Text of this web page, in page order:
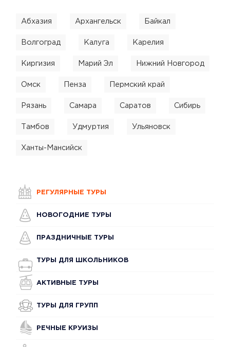
Абхазия Архангельск Байкал
Волгоград Калуга Карелия
Киргизия Марий Эл Нижний Новгород
Омск Пенза Пермский край
Рязань Самара Саратов Сибирь
Тамбов Удмуртия Ульяновск
Ханты-Мансийск
РЕГУЛЯРНЫЕ ТУРЫ
НОВОГОДНИЕ ТУРЫ
ПРАЗДНИЧНЫЕ ТУРЫ
ТУРЫ ДЛЯ ШКОЛЬНИКОВ
АКТИВНЫЕ ТУРЫ
ТУРЫ ДЛЯ ГРУПП
РЕЧНЫЕ КРУИЗЫ